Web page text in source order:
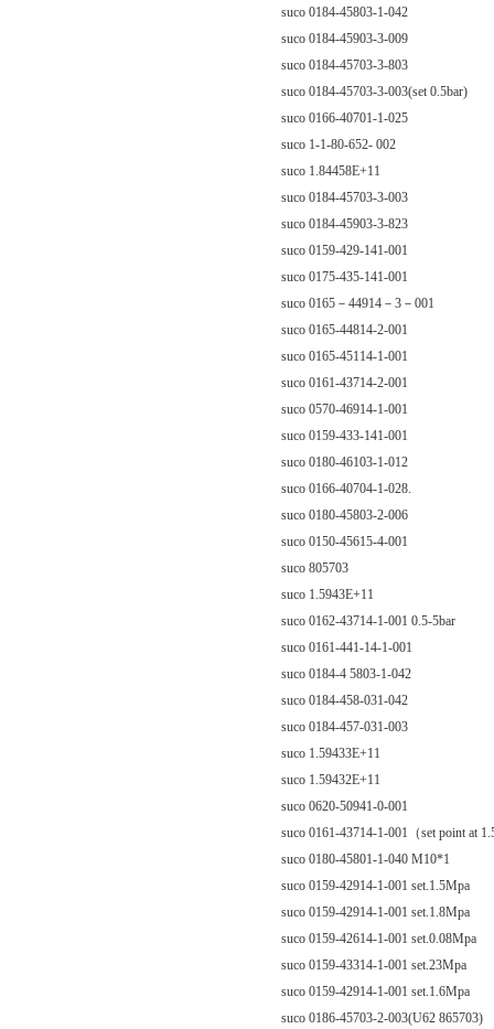
suco 0184-45803-1-042
suco 0184-45903-3-009
suco 0184-45703-3-803
suco 0184-45703-3-003(set 0.5bar)
suco 0166-40701-1-025
suco 1-1-80-652- 002
suco 1.84458E+11
suco 0184-45703-3-003
suco 0184-45903-3-823
suco 0159-429-141-001
suco 0175-435-141-001
suco 0165－44914－3－001
suco 0165-44814-2-001
suco 0165-45114-1-001
suco 0161-43714-2-001
suco 0570-46914-1-001
suco 0159-433-141-001
suco 0180-46103-1-012
suco 0166-40704-1-028.
suco 0180-45803-2-006
suco 0150-45615-4-001
suco 805703
suco 1.5943E+11
suco 0162-43714-1-001 0.5-5bar
suco 0161-441-14-1-001
suco 0184-4 5803-1-042
suco 0184-458-031-042
suco 0184-457-031-003
suco 1.59433E+11
suco 1.59432E+11
suco 0620-50941-0-001
suco 0161-43714-1-001（set point at
suco 0180-45801-1-040 M10*1
suco 0159-42914-1-001 set.1.5Mpa
suco 0159-42914-1-001 set.1.8Mpa
suco 0159-42614-1-001 set.0.08Mpa
suco 0159-43314-1-001 set.23Mpa
suco 0159-42914-1-001 set.1.6Mpa
suco 0186-45703-2-003(U62 865703)